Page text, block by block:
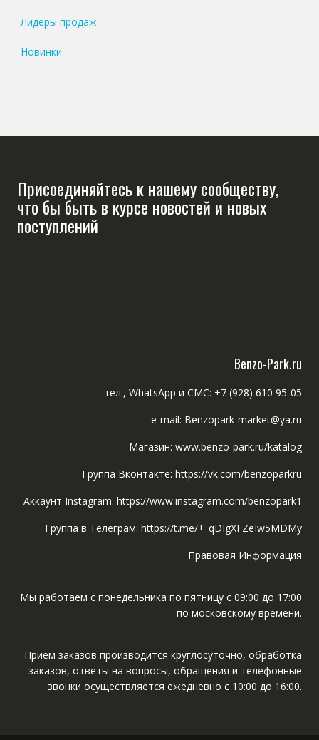
Лидеры продаж
Новинки
Присоединяйтесь к нашему сообществу,
что бы быть в курсе новостей и новых
поступлений
Benzo-Park.ru
тел., WhatsApp и СМС: +7 (928) 610 95-05
e-mail: Benzopark-market@ya.ru
Магазин: www.benzo-park.ru/katalog
Группа Вконтакте: https://vk.com/benzoparkru
Аккаунт Instagram: https://www.instagram.com/benzopark1
Группа в Телеграм: https://t.me/+_qDIgXFZeIw5MDMy
Правовая Информация
Мы работаем с понедельника по пятницу с 09:00 до 17:00
по московскому времени.
Прием заказов производится круглосуточно, обработка
заказов, ответы на вопросы, обращения и телефонные
звонки осуществляется ежедневно с 10:00 до 16:00.